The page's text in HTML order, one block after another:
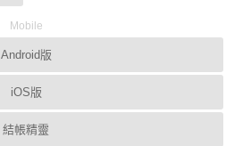
Mobile
Android版
iOS版
結帳精靈